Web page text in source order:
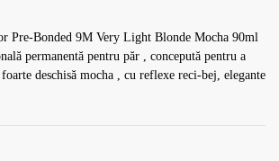
Pre-Bonded 9M Very Light Blonde Mocha 90ml
permanentă pentru păr , concepută pentru a
deschisă mocha , cu reflexe reci-bej, elegante